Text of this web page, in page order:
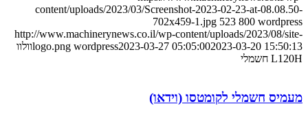
content/uploads/2023/03/Screenshot-2023-02-23-at-08.08.50-
702x459-1.jpg 523 800 wordpress
http://www.machinerynews.co.il/wp-content/uploads/2023/08/site-
logo.png wordpress2023-03-27 05:05:002023-03-20 15:50:13
וולוו
L120H חשמלי
מעמיס חשמלי לקומטסו (וידאו)